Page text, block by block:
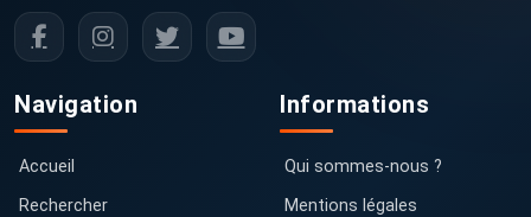
Navigation
Accueil
Rechercher
Informations
Qui sommes-nous ?
Mentions légales